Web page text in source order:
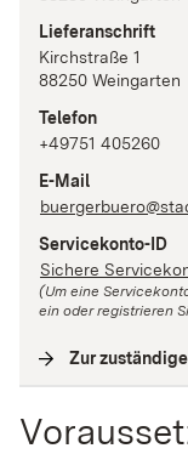
Lieferanschrift
Kirchstraße 1
88250 Weingarten
Telefon
+49751 405260
E-Mail
Servicekonto-ID
Sichere
(Um eine
ein oder registrieren
Zur